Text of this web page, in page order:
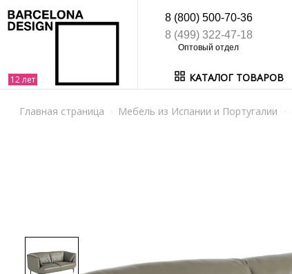
8 (800) 500-70-36
8 (499) 322-47-18
КАТАЛОГ ТОВАРОВ
Главная страница Мебель из Испании и Португалии